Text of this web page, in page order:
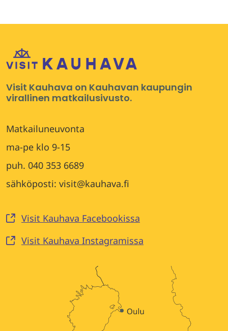
Visit Kauhava on Kauhavan kaupungin
virallinen matkailusivusto.
Matkailuneuvonta
ma-pe klo 9-15
puh. 040 353 6689
sähköposti: visit@kauhava.fi
Visit Kauhava Facebookissa
Visit Kauhava Instagramissa